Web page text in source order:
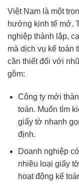
Việt Nam là một
hướng kinh tế mở.
nghiệp thành lập,
mà dịch vụ kế toán
cần thiết đối với
gồm:
Công ty mới
toán. Muốn tìm
giấy tờ nhanh
định.
Doanh nghiệp
nhiều loại giấy
hoạt động kế